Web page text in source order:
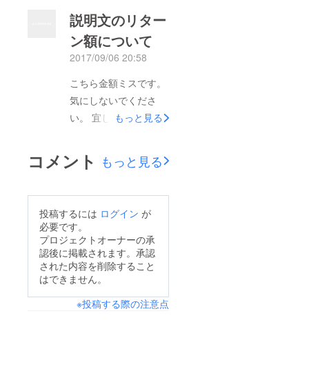
説明文のリター
ン額について
2017/09/06 20:58
こちら金額ミスです。
気にしないでくださ
い。 宜しくお願いい
もっと見る
コメント もっと見る
投稿するには ログイン が
必要です。
プロジェクトオーナーの承
認後に掲載されます。承認
された内容を削除すること
はできません。
※投稿する際の注意点